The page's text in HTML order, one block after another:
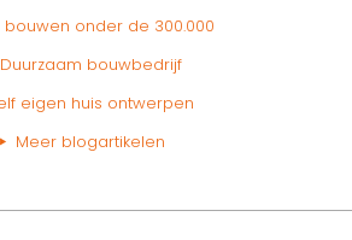
bouwen onder de 300.000
Duurzaam bouwbedrijf
eigen huis ontwerpen
Meer blogartikelen